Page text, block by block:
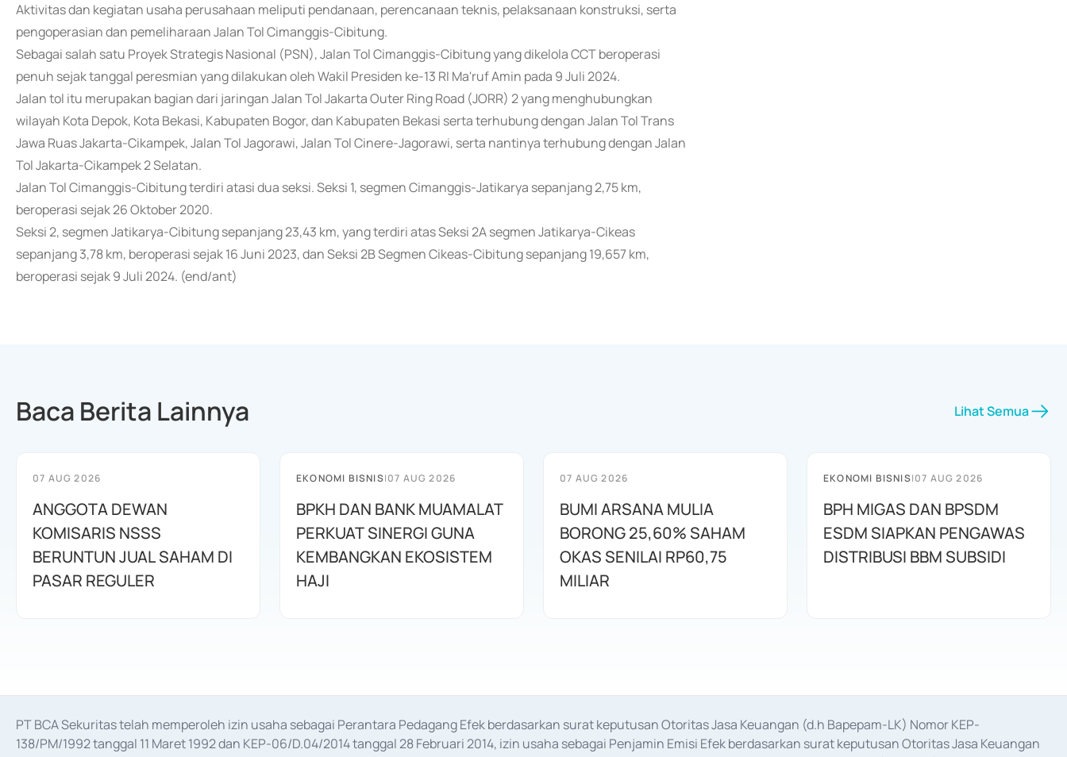
Aktivitas dan kegiatan usaha perusahaan meliputi pendanaan, perencanaan teknis, pelaksanaan konstruksi, serta
pengoperasian dan pemeliharaan Jalan Tol Cimanggis-Cibitung.
Sebagai salah satu Proyek Strategis Nasional (PSN), Jalan Tol Cimanggis-Cibitung yang dikelola CCT beroperasi
penuh sejak tanggal peresmian yang dilakukan oleh Wakil Presiden ke-13 RI Ma'ruf Amin pada 9 Juli 2024.
Jalan tol itu merupakan bagian dari jaringan Jalan Tol Jakarta Outer Ring Road (JORR) 2 yang menghubungkan
wilayah Kota Depok, Kota Bekasi, Kabupaten Bogor, dan Kabupaten Bekasi serta terhubung dengan Jalan Tol Trans
Jawa Ruas Jakarta-Cikampek, Jalan Tol Jagorawi, Jalan Tol Cinere-Jagorawi, serta nantinya terhubung dengan Jalan
Tol Jakarta-Cikampek 2 Selatan.
Jalan Tol Cimanggis-Cibitung terdiri atasi dua seksi. Seksi 1, segmen Cimanggis-Jatikarya sepanjang 2,75 km,
beroperasi sejak 26 Oktober 2020.
Seksi 2, segmen Jatikarya-Cibitung sepanjang 23,43 km, yang terdiri atas Seksi 2A segmen Jatikarya-Cikeas
sepanjang 3,78 km, beroperasi sejak 16 Juni 2023, dan Seksi 2B Segmen Cikeas-Cibitung sepanjang 19,657 km,
beroperasi sejak 9 Juli 2024. (end/ant)
Baca Berita Lainnya Lihat Semua
07 AUG 2026
ANGGOTA DEWAN
KOMISARIS NSSS
BERUNTUN JUAL SAHAM DI
PASAR REGULER
EKONOMI BISNIS|07 AUG 2026
BPKH DAN BANK MUAMALAT
PERKUAT SINERGI GUNA
KEMBANGKAN EKOSISTEM
HAJI
07 AUG 2026
BUMI ARSANA MULIA
BORONG 25,60% SAHAM
OKAS SENILAI RP60,75
MILIAR
EKONOMI BISNIS|07 AUG 2026
BPH MIGAS DAN BPSDM
ESDM SIAPKAN PENGAWAS
DISTRIBUSI BBM SUBSIDI
PT BCA Sekuritas telah memperoleh izin usaha sebagai Perantara Pedagang Efek berdasarkan surat keputusan Otoritas Jasa Keuangan (d.h Bapepam-LK) Nomor KEP-
138/PM/1992 tanggal 11 Maret 1992 dan KEP-06/D.04/2014 tanggal 28 Februari 2014, izin usaha sebagai Penjamin Emisi Efek berdasarkan surat keputusan Otoritas Jasa Keuangan